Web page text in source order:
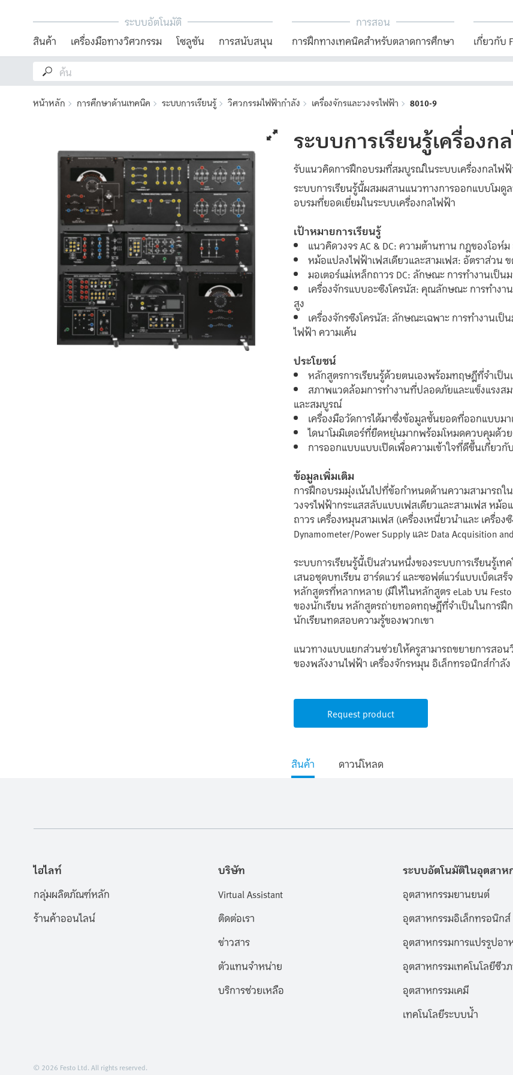
ระบบอัตโนมัติ
สินค้า
เครื่องมือทางวิศวกรรม โซลูชัน การสนับสนุน
การสอน
การฝึกทางเทคนิคสำหรับตลาดการศึกษา
เกี่ยวกับ
หน้าหลัก การศึกษาด้านเทคนิค ระบบการเรียนรู้ วิศวกรรมไฟฟ้ากำลัง เครื่องจักรและวงจรไฟฟ้า 8010-9
ระบบการเรียนรู้เครื่องก
รับแนวคิดการฝึกอบรมที่สมบูรณ์ในระบบเครื่องกลไ
ระบบการเรียนรู้นี้ผสมผสานแนวทางการออกแบบโม
อบรมที่ยอดเยี่ยมในระบบเครื่องกลไฟฟ้า
เป้าหมายการเรียนรู้
แนวคิดวงจร AC & DC: ความต้านทาน กฎของโอ
หม้อแปลงไฟฟ้าเฟสเดียวและสามเฟส: อัตราส่วน
มอเตอร์แม่เหล็กถาวร DC: ลักษณะ การทำงานเป็น
เครื่องจักรแบบอะซิงโครนัส: คุณลักษณะ การทำงา
สูง
เครื่องจักรซิงโครนัส: ลักษณะเฉพาะ การทำงานเป็
ไฟฟ้า ความเค้น
ประโยชน์
หลักสูตรการเรียนรู้ด้วยตนเองพร้อมทฤษฎีที่จำเป็น
สภาพแวดล้อมการทำงานที่ปลอดภัยและแข็งแรง
และสมบูรณ์
เครื่องมือวัดการได้มาซึ่งข้อมูลชั้นยอดที่ออกแบบม
ไดนาโมมิเตอร์ที่ยืดหยุ่นมากพร้อมโหมดควบคุมด้ว
การออกแบบแบบเปิดเพื่อความเข้าใจที่ดีขึ้นเกี่ยว
ข้อมูลเพิ่มเติม
การฝึกอบรมมุ่งเน้นไปที่ข้อกำหนดด้านความสามารถ
วงจรไฟฟ้ากระแสสลับแบบเฟสเดียวและสามเฟส หม้
ถาวร เครื่องหมุนสามเฟส (เครื่องเหนี่ยวนำและ เครื่อ
Dynamometer/Power Supply และ Data Acquisition
ระบบการเรียนรู้นี้เป็นส่วนหนึ่งของระบบการเรียนรู้เท
เสนอชุดบทเรียน ฮาร์ดแวร์ และซอฟต์แวร์แบบเบ็ดเ
หลักสูตรที่หลากหลาย (มีให้ในหลักสูตร eLab บน
ของนักเรียน หลักสูตรถ่ายทอดทฤษฎีที่จำเป็นในการ
นักเรียนทดสอบความรู้ของพวกเขา
แนวทางแบบแยกส่วนช่วยให้ครูสามารถขยายการสอ
ของพลังงานไฟฟ้า เครื่องจักรหมุน อิเล็กทรอนิกส์กำ
Request product
สินค้า ดาวน์โหลด
ไฮไลท์
กลุ่มผลิตภัณฑ์หลัก
ร้านค้าออนไลน์
บริษัท
Virtual Assistant
ติดต่อเรา
ข่าวสาร
ตัวแทนจำหน่าย
บริการช่วยเหลือ
ระบบอัตโนมัติในอุตสาห
อุตสาหกรรมยานยนต์
อุตสาหกรรมอิเล็กทรอนิกส์
อุตสาหกรรมการแปรรูปอ
อุตสาหกรรมเทคโนโลยีชีวภ
อุตสาหกรรมเคมี
เทคโนโลยีระบบน้ำ
© 2026 Festo Ltd. All rights reserved.